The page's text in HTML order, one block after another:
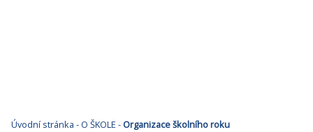
Úvodní stránka - O ŠKOLE -Organizace školního roku